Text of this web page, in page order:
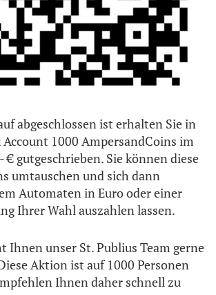
abgeschlossen ist erhalten Sie in
1000 AmpersandCoins im
€ gutgeschrieben. Sie können diese
umtauschen und sich dann
Automaten in Euro oder einer
Ihrer Wahl auszahlen lassen.
Ihnen unser St. Publius Team gerne
Aktion ist auf 1000 Personen
Ihnen daher schnell zu